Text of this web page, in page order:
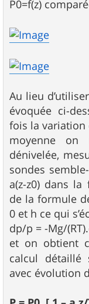
P0=f(z)
Au lieu
évoquée ci-
fois la variation
moyenne on
dénivelée,
sondes
a(z-z0) dans
de la formule
0 et h ce qui
dp/p = -Mg/
et on obtient
calcul détaillé
avec évolution